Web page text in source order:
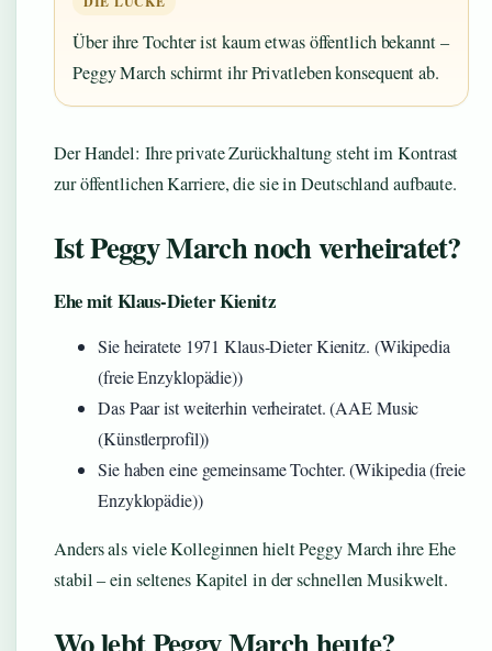
Über ihre Tochter ist kaum etwas öffentlich bekannt –
Peggy March schirmt ihr Privatleben konsequent ab.
Der Handel: Ihre private Zurückhaltung steht im Kontrast
zur öffentlichen Karriere, die sie in Deutschland aufbaute.
Ist Peggy March noch verheiratet?
Ehe mit Klaus-Dieter Kienitz
Sie heiratete 1971 Klaus-Dieter Kienitz. (Wikipedia
(freie Enzyklopädie))
Das Paar ist weiterhin verheiratet. (AAE Music
(Künstlerprofil))
Sie haben eine gemeinsame Tochter. (Wikipedia (freie
Enzyklopädie))
Anders als viele Kolleginnen hielt Peggy March ihre Ehe
stabil – ein seltenes Kapitel in der schnellen Musikwelt.